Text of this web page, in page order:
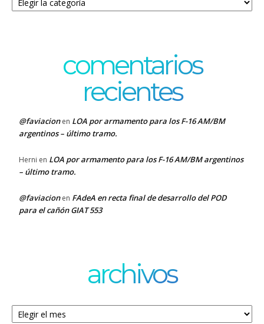
comentarios
recientes
@faviacionen LOA por armamento para los F-16 AM/BM
argentinos – último tramo.
Herni en LOA por armamento para los F-16 AM/BM argentinos
– último tramo.
@faviacionen FAdeA en recta final de desarrollo del POD
para el cañón GIAT 553
archivos
Archivos